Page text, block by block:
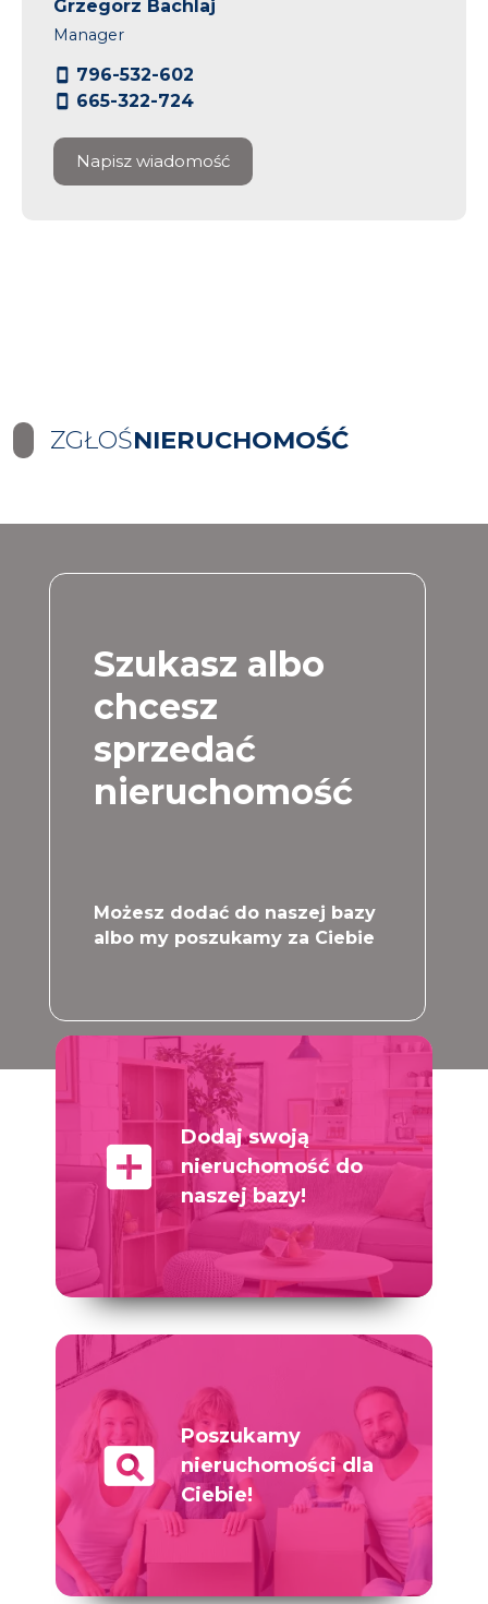
Grzegorz Bachlaj
Manager
796-532-602
665-322-724
Napisz wiadomość
ZGŁOŚNIERUCHOMOŚĆ
Szukasz albo
chcesz
sprzedać
nieruchomość
Możesz dodać do naszej bazy
albo my poszukamy za Ciebie
add_box
Dodaj swoją
nieruchomość do
naszej bazy!
pageview
Poszukamy
nieruchomości dla
Ciebie!